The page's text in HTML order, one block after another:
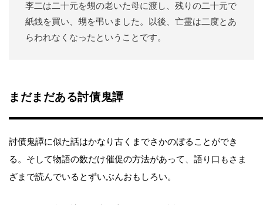
李二は二十元を甥の老いた母に渡し、残りの二十元で
紙銭を買い、甥を弔いました。以後、亡霊は二度とあ
らわれなくなったということです。
まだまだある討債鬼譚
討債鬼譚に似た話はかなり古くまでさかのぼることができ
る。そして物語の数だけ催促の方法があって、語り口もさま
ざまで読んでいるとずいぶんおもしろい。